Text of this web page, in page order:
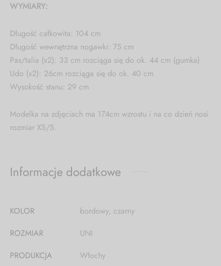
WYMIARY:
Długość całkowita: 104 cm
Długość wewnętrzna nogawki: 75 cm
Pas/talia (x2): 33 cm rozciąga się do ok. 44 cm (gumka)
Udo (x2): 26cm rozciąga się do ok. 40 cm
Wysokość stanu: 29 cm
Modelka na zdjęciach ma 174cm wzrostu i na co dzień nosi
rozmiar XS/S.
Informacje dodatkowe
KOLOR
bordowy, czarny
ROZMIAR
UNI
PRODUKCJA
Włochy